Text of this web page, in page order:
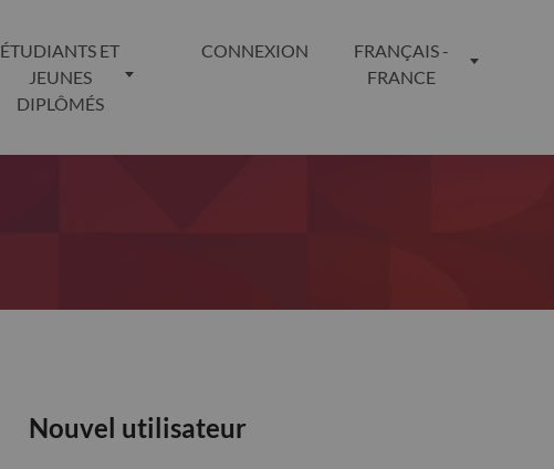
ÉTUDIANTS ET
JEUNES
DIPLÔMÉS
CONNEXION
FRANÇAIS -
FRANCE
Nouvel utilisateur